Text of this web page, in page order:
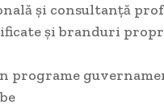
și consultanță
și branduri
programe